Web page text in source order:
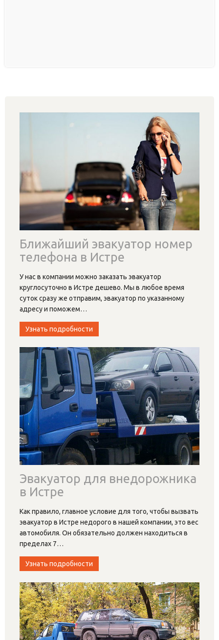
Ближайший эвакуатор номер
телефона в Истре
У нас в компании можно заказать эвакуатор
круглосуточно в Истре дешево. Мы в любое время
суток сразу же отправим, эвакуатор по указанному
адресу и поможем…
Узнать подробности
Эвакуатор для внедорожника
в Истре
Как правило, главное условие для того, чтобы вызвать
эвакуатор в Истре недорого в нашей компании, это вес
автомобиля. Он обязательно должен находиться в
пределах 7…
Узнать подробности